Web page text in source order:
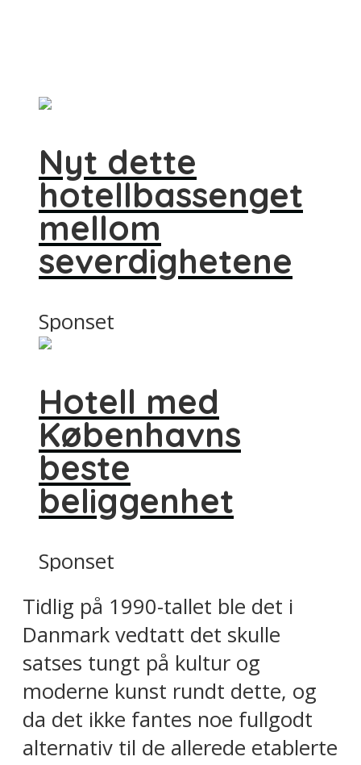
Nyt dette
hotellbassenget
mellom
severdighetene
Sponset
Hotell med
Københavns
beste
beliggenhet
Sponset
Tidlig på 1990-tallet ble det i
Danmark vedtatt det skulle
satses tungt på kultur og
moderne kunst rundt dette, og
da det ikke fantes noe fullgodt
alternativ til de allerede etablerte